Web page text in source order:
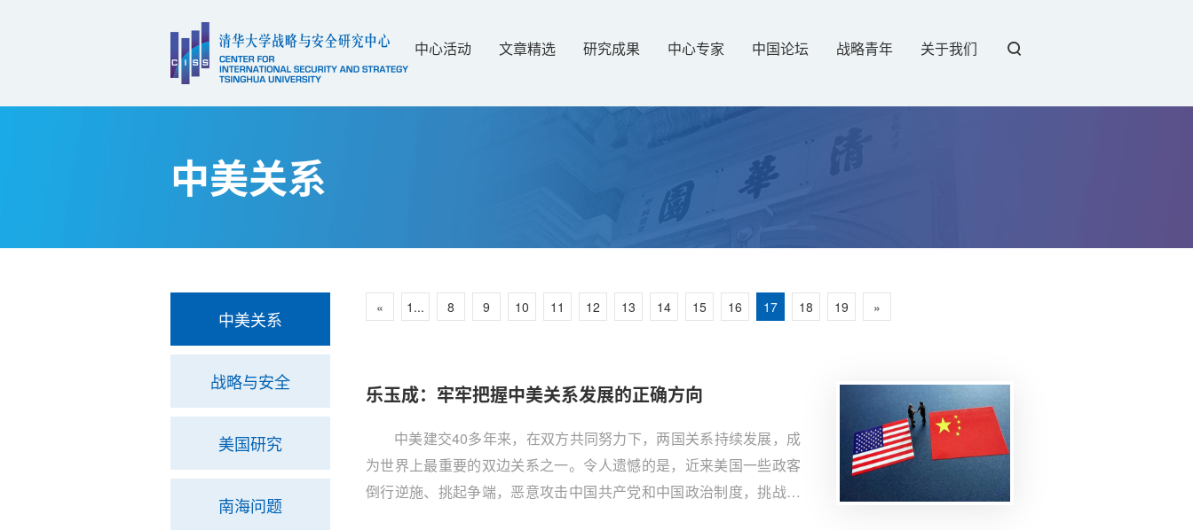
中心活动 文章精选 研究成果 中心专家 中国论坛 战略青年 关于我们
中美关系
中美关系
战略与安全
美国研究
南海问题
« 1... 8 9 10 11 12 13 14 15 16 17 18 19 »
乐玉成：牢牢把握中美关系发展的正确方向
中美建交40多年来，在双方共同努力下，两国关系持续发展，成
为世界上最重要的双边关系之一。令人遗憾的是，近来美国一些政客
倒行逆施、挑起争端，恶意攻击中国共产党和中国政治制度，挑战中